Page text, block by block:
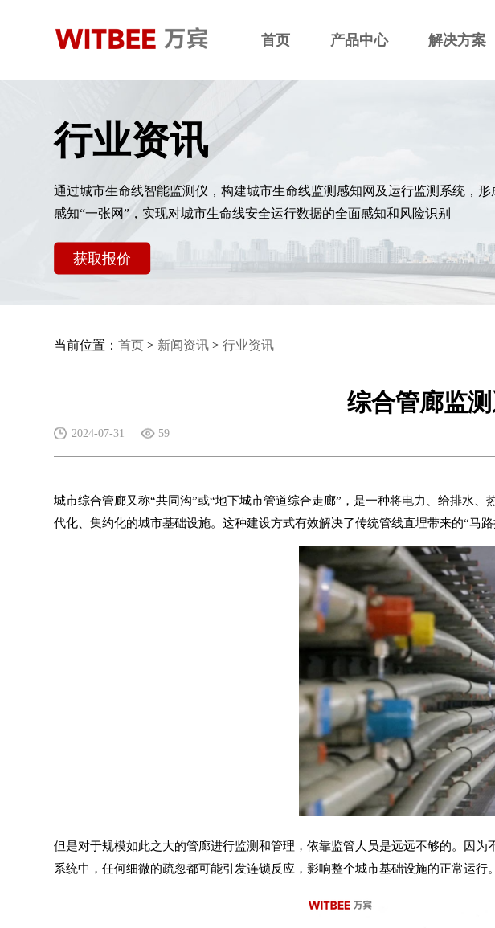
首页 产品中心 解决方案
行业资讯
通过城市生命线智能监测仪，构建城市生命线监测感知网及运行监测系统，形
感知“一张网”，实现对城市生命线安全运行数据的全面感知和风险识别
获取报价
当前位置：首页 > 新闻资讯 >行业资讯
综合管廊监
2024-07-31 59
城市综合管廊又称“共同沟”或“地下城市管道综合走廊”，是一种将电力、给排水
代化、集约化的城市基础设施。这种建设方式有效解决了传统管线直埋带来的“马
但是对于规模如此之大的管廊进行监测和管理，依靠监管人员是远远不够的。因
系统中，任何细微的疏忽都可能引发连锁反应，影响整个城市基础设施的正常运